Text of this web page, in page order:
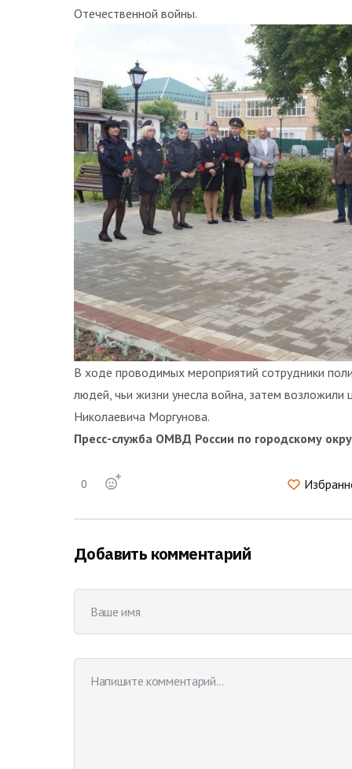
Отечественной войны.
В ходе проводимых мероприятий сотрудники
людей, чьи жизни унесла война, затем возложили
Николаевича Моргунова.
Пресс-служба ОМВД России по городскому
0
Добавить комментарий